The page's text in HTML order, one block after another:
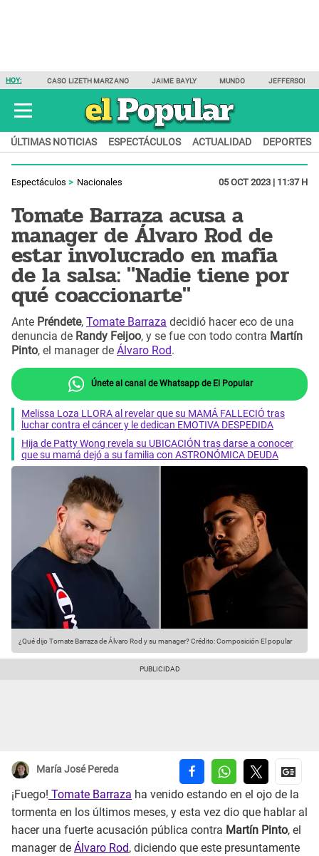
HOY: CASO LIZETH MARZANO JAIME BAYLY MUNDO JEFFERSON
ÚLTIMAS NOTICIAS ESPECTÁCULOS ACTUALIDAD DEPORTES
Espectáculos Nacionales 05 OCT 2023 | 11:37 H
Tomate Barraza acusa a
manager de Álvaro Rod de
estar involucrado en mafia
de la salsa: "Nadie tiene por
qué coaccionarte"
Ante Préndete, Tomate Barraza decidió hacer eco de una
denuncia de Randy Feijoo, y se fue con todo contra Martín
Pinto, el manager de Álvaro Rod.
Únete al canal de Whatsapp de El Popular
Melissa Loza LLORA al revelar que su MAMÁ FALLECIÓ tras
luchar contra el cáncer y le dedican EMOTIVA DESPEDIDA
Hija de Patty Wong revela su UBICACIÓN tras darse a conocer
que su mamá dejó a su familia con ASTRONÓMICA DEUDA
¿Qué dijo Tomate Barraza de Álvaro Rod y su manager?Crédito: Composición El popular
María José Pereda
¡Fuego! Tomate Barraza ha venido estando en el ojo de la
tormenta en los últimos meses, y esta vez dio que hablar al
hacer una fuerte acusación pública contra Martín Pinto, el
manager de Álvaro Rod, diciendo que este presuntamente